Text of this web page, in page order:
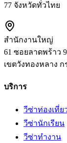
77 จังหวัดทั่วไทย
สำนักงานใหญ่
61 ซอยลาดพร้าว
เขตวังทองหลาง ก
บริการ
วีซ่าท่องเที่ย
วีซ่านักเรียน
วีซ่าทำงาน